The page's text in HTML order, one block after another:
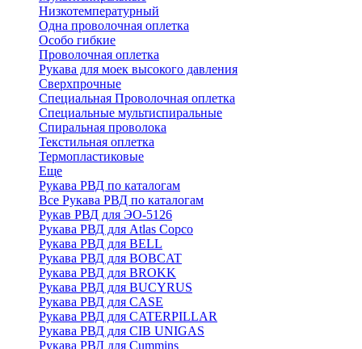
Низкотемпературный
Одна проволочная оплетка
Особо гибкие
Проволочная оплетка
Рукава для моек высокого давления
Сверхпрочные
Специальная Проволочная оплетка
Специальные мультиспиральные
Спиральная проволока
Текстильная оплетка
Термопластиковые
Еще
Рукава РВД по каталогам
Все Рукава РВД по каталогам
Рукав РВД для ЭО-5126
Рукава РВД для Atlas Copco
Рукава РВД для BELL
Рукава РВД для BOBCAT
Рукава РВД для BROKK
Рукава РВД для BUCYRUS
Рукава РВД для CASE
Рукава РВД для CATERPILLAR
Рукава РВД для CIB UNIGAS
Рукава РВД для Cummins